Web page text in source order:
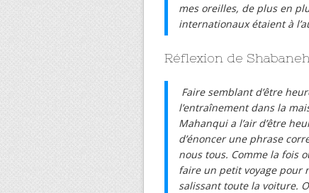
mes oreilles, de plus en
internationaux étaient à
Réflexion de
Faire semblant d’être
l’entraînement dans la
Mahanqui a l’air d’être
d’énoncer une phrase
nous tous. Comme la fois
faire un petit voyage pour
salissant toute la voiture.